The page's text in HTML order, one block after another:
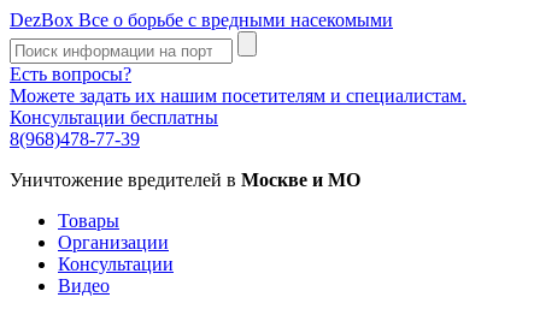
DezBox Все о борьбе с вредными насекомыми
Есть вопросы?
Можете задать их нашим посетителям и специалистам.
Консультации бесплатны
8(968)478-77-39
Уничтожение вредителей в Москве и МО
Товары
Организации
Консультации
Видео